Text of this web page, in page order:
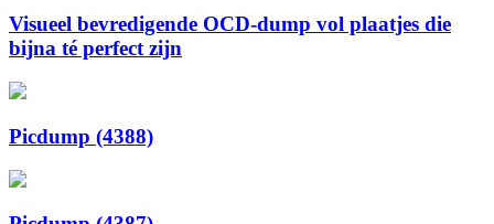
Visueel bevredigende OCD-dump vol plaatjes die
bijna té perfect zijn
Picdump (4388)